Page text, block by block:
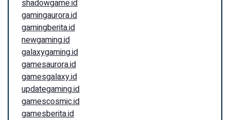
shadowgame.id
gamingaurora.id
gamingberita.id
newgaming.id
galaxygaming.id
gamesaurora.id
gamesgalaxy.id
updategaming.id
gamescosmic.id
gamesberita.id